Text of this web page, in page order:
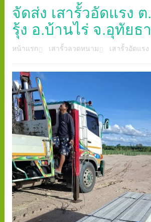
จัดส่ง เสารั้วอัดแรง ต
รุ้ง อ.บ้านไร่ จ.อุทัยธ
หน้าแรก เสารั้วลวดหนาม เสารั้วอัดแรง